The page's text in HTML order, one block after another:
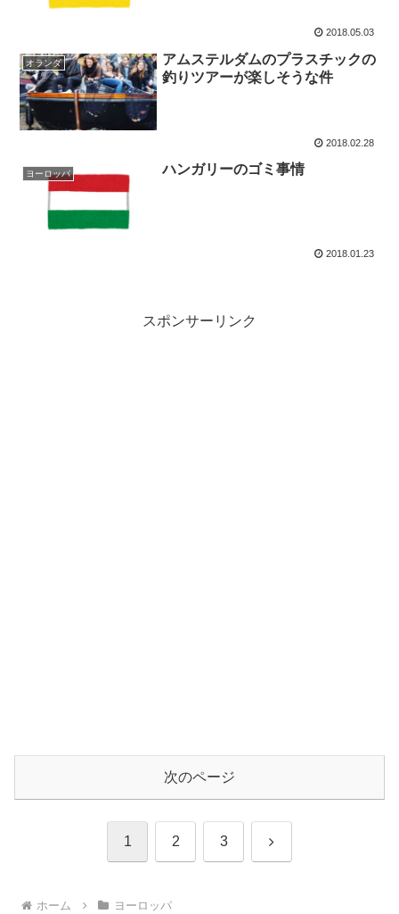
2018.05.03
オランダ
アムステルダムのプラスチックの
釣りツアーが楽しそうな件
2018.02.28
ヨーロッパ ハンガリーのゴミ事情
2018.01.23
スポンサーリンク
次のページ
1 2 3 次
ホーム ヨーロッパ